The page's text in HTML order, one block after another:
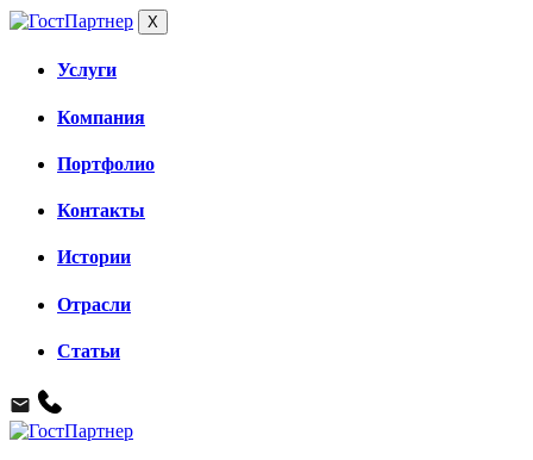
X
Услуги
Компания
Портфолио
Контакты
Истории
Отрасли
Статьи